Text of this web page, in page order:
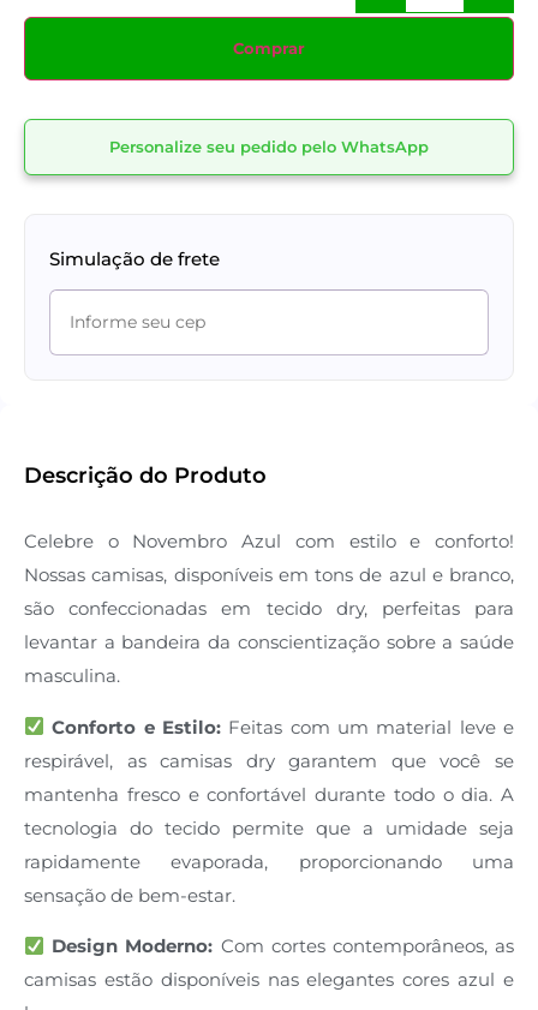
Descrição do Produto
Celebre o Novembro Azul com estilo e conforto!
Nossas camisas, disponíveis em tons de azul e branco,
são confeccionadas em tecido dry, perfeitas para
levantar a bandeira da conscientização sobre a saúde
masculina.
Conforto e Estilo: Feitas com um material leve e
respirável, as camisas dry garantem que você se
mantenha fresco e confortável durante todo o dia. A
tecnologia do tecido permite que a umidade seja
rapidamente evaporada, proporcionando uma
sensação de bem-estar.
Design Moderno: Com cortes contemporâneos, as
camisas estão disponíveis nas elegantes cores azul e
Comprar
Personalize seu pedido pelo WhatsApp
Simulação de frete